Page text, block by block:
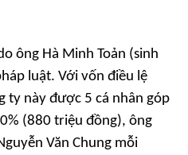
ông Hà Minh Toản (sinh
luật. Với vốn điều lệ
ty này được 5 cá nhân góp
(880 triệu đồng), ông
Văn Chung mỗi